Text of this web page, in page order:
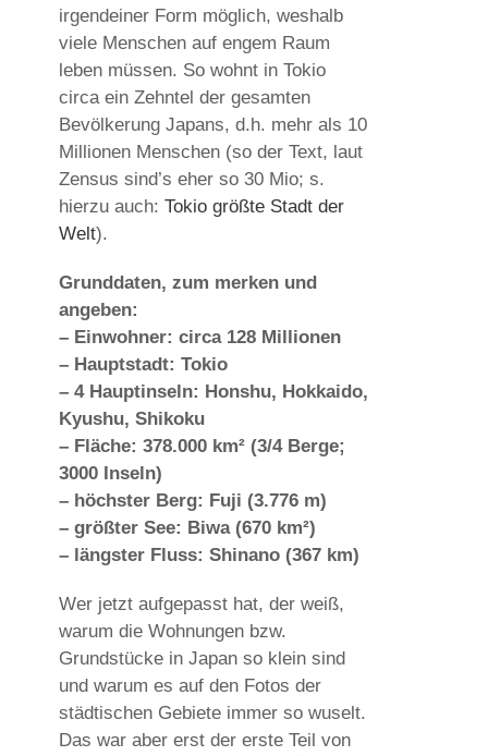
irgendeiner Form möglich, weshalb
viele Menschen auf engem Raum
leben müssen. So wohnt in Tokio
circa ein Zehntel der gesamten
Bevölkerung Japans, d.h. mehr als 10
Millionen Menschen (so der Text, laut
Zensus sind’s eher so 30 Mio; s.
hierzu auch: Tokio größte Stadt der
Welt).
Grunddaten, zum merken und
angeben:
– Einwohner: circa 128 Millionen
– Hauptstadt: Tokio
– 4 Hauptinseln: Honshu, Hokkaido,
Kyushu, Shikoku
– Fläche: 378.000 km² (3/4 Berge;
3000 Inseln)
– höchster Berg: Fuji (3.776 m)
– größter See: Biwa (670 km²)
– längster Fluss: Shinano (367 km)
Wer jetzt aufgepasst hat, der weiß,
warum die Wohnungen bzw.
Grundstücke in Japan so klein sind
und warum es auf den Fotos der
städtischen Gebiete immer so wuselt.
Das war aber erst der erste Teil von